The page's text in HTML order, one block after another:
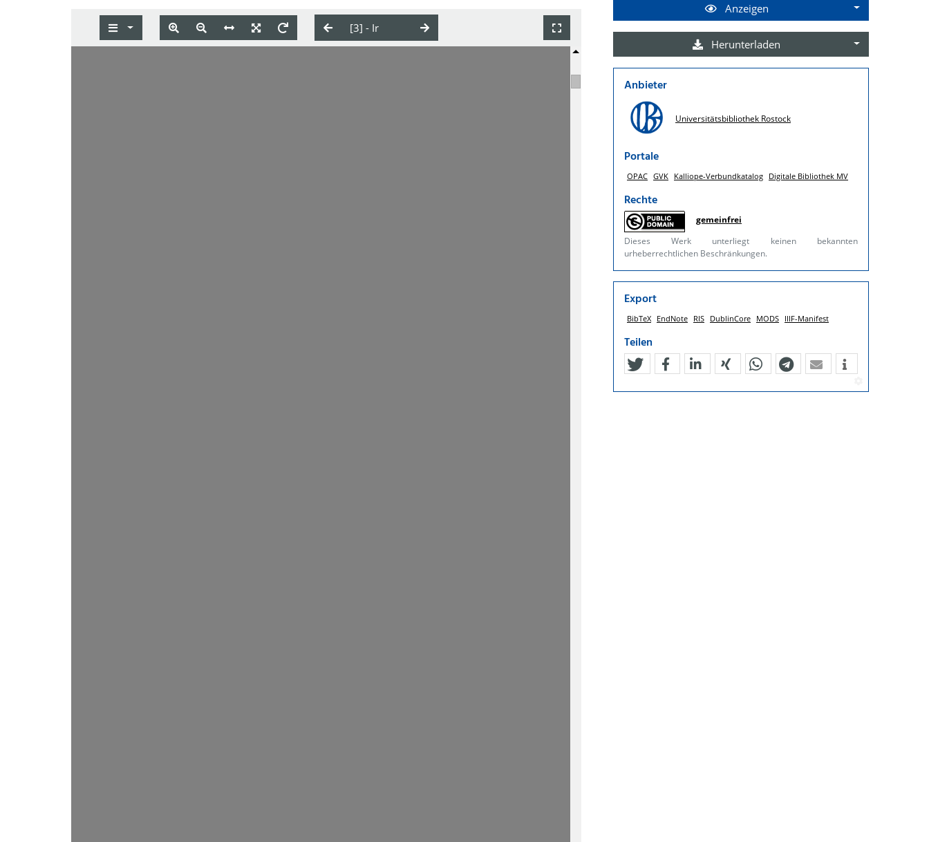
Anzeigen
Herunterladen
Anbieter
Universitätsbibliothek Rostock
Portale
OPAC GVK Kalliope-Verbundkatalog Digitale Bibliothek MV
Rechte
gemeinfrei
Dieses Werk unterliegt keinen bekannten
urheberrechtlichen Beschränkungen.
Export
BibTeX EndNote RIS DublinCore MODS IIIF-Manifest
Teilen